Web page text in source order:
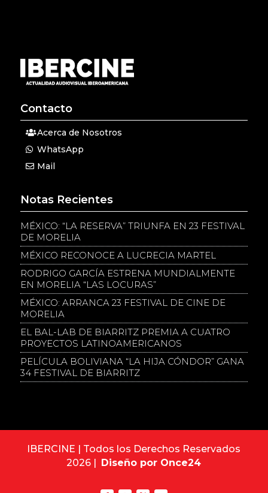
Contacto
Acerca de Nosotros
WhatsApp
Mail
Notas Recientes
MÉXICO: “LA RESERVA” TRIUNFA EN 23 FESTIVAL
DE MORELIA
MÉXICO RECONOCE A LUCRECIA MARTEL
RODRIGO GARCÍA ESTRENA MUNDIALMENTE
EN MORELIA “LAS LOCURAS”
MÉXICO: ARRANCA 23 FESTIVAL DE CINE DE
MORELIA
EL BAL-LAB DE BIARRITZ PREMIA A CUATRO
PROYECTOS LATINOAMERICANOS
PELÍCULA BOLIVIANA “LA HIJA CÓNDOR” GANA
34 FESTIVAL DE BIARRITZ
IBERCINE | Todos los Derechos Reservados
2026 | Diseño por Once24